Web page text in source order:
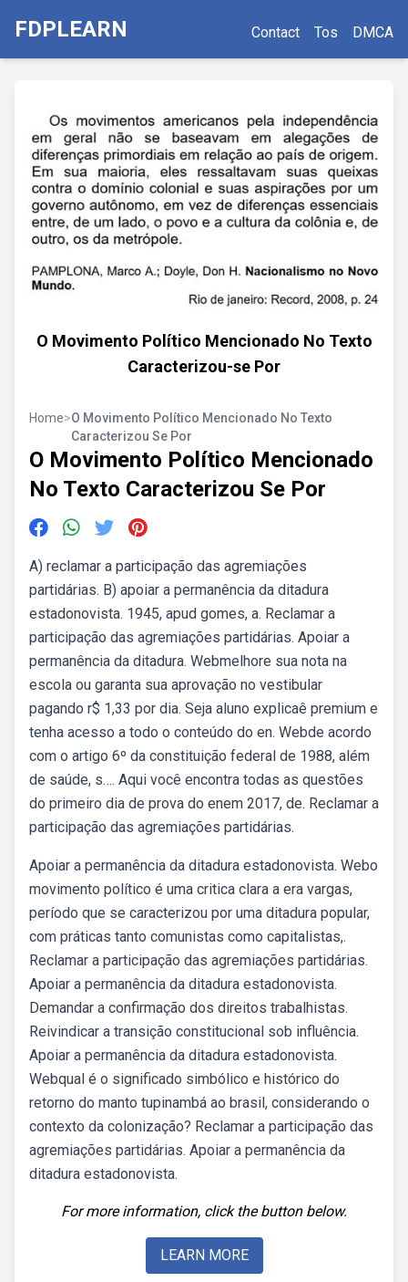
FDPLEARN Contact Tos DMCA
O Movimento Político Mencionado No Texto
Caracterizou-se Por
Home>O Movimento Político Mencionado No Texto
Caracterizou Se Por
O Movimento Político Mencionado
No Texto Caracterizou Se Por
A) reclamar a participação das agremiações
partidárias. B) apoiar a permanência da ditadura
estadonovista. 1945, apud gomes, a. Reclamar a
participação das agremiações partidárias. Apoiar a
permanência da ditadura. Webmelhore sua nota na
escola ou garanta sua aprovação no vestibular
pagando r$ 1,33 por dia. Seja aluno explicaê premium e
tenha acesso a todo o conteúdo do en. Webde acordo
com o artigo 6º da constituição federal de 1988, além
de saúde, s…. Aqui você encontra todas as questões
do primeiro dia de prova do enem 2017, de. Reclamar a
participação das agremiações partidárias.
Apoiar a permanência da ditadura estadonovista. Webo
movimento político é uma critica clara a era vargas,
período que se caracterizou por uma ditadura popular,
com práticas tanto comunistas como capitalistas,.
Reclamar a participação das agremiações partidárias.
Apoiar a permanência da ditadura estadonovista.
Demandar a confirmação dos direitos trabalhistas.
Reivindicar a transição constitucional sob influência.
Apoiar a permanência da ditadura estadonovista.
Webqual é o significado simbólico e histórico do
retorno do manto tupinambá ao brasil, considerando o
contexto da colonização? Reclamar a participação das
agremiações partidárias. Apoiar a permanência da
ditadura estadonovista.
For more information, click the button below.
LEARN MORE